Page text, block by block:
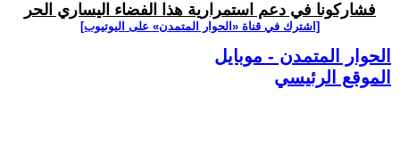
فشاركونا في دعم استمرارية هذا الفضاء اليساري الحر
[اشترك في قناة ‫«الحوار المتمدن» على اليوتيوب]
الحوار المتمدن - موبايل
الموقع الرئيسي